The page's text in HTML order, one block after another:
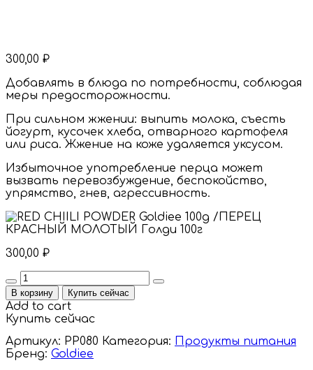
300,00 ₽
Добавлять в блюда по потребности, соблюдая
меры предосторожности.
При сильном жжении: выпить молока, съесть
йогурт, кусочек хлеба, отварного картофеля
или риса. Жжение на коже удаляется уксусом.
Избыточное употребление перца может
вызвать перевозбуждение, беспокойство,
упрямство, гнев, агрессивность.
300,00 ₽
Quantity
В корзину Купить сейчас
Add to cart
Купить сейчас
Артикул: PP080 Категория: Продукты питания
Бренд: Goldiee